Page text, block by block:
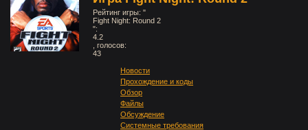
Рейтинг игры: "
Fight Night: Round 2
":
4.2
, голосов:
43
Новости
Прохождение и коды
Обзор
Файлы
Обсуждение
Системные требования